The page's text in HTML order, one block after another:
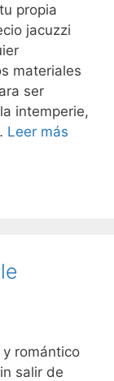
propia
jacuzzi
materiales
ser
intemperie,
Leer más
romántico
salir de